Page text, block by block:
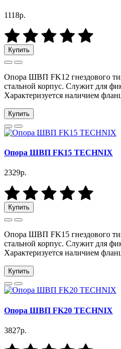
1118р.
Купить
Опора ШВП FK12 гнездового
стальной корпус. Служит для
Характеризуется наличием
Купить
Опора ШВП FK15 TECHNIX
2329р.
Купить
Опора ШВП FK15 гнездового
стальной корпус. Служит для
Характеризуется наличием
Купить
Опора ШВП FK20 TECHNIX
3827р.